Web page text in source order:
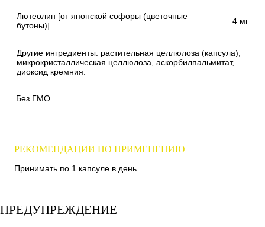
Лютеолин [от японской софоры (цветочные
бутоны)]
4 мг
Другие ингредиенты: растительная целлюлоза (капсула),
микрокристаллическая целлюлоза, аскорбилпальмитат,
диоксид кремния.
Без ГМО
РЕКОМЕНДАЦИИ ПО ПРИМЕНЕНИЮ
Принимать по 1 капсуле в день.
ПРЕДУПРЕЖДЕНИЕ